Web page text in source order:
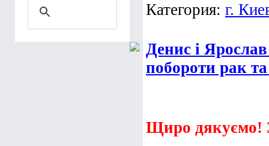
Категория: г.
Денис і
побороти рак
Щиро дякуємо!